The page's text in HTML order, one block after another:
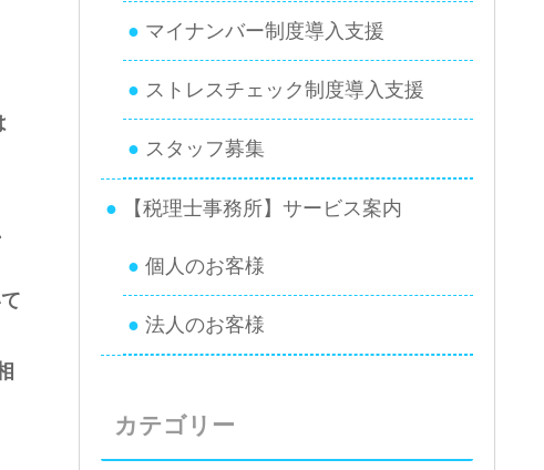
マイナンバー制度導入支援
ストレスチェック制度導入支援
スタッフ募集
【税理士事務所】サービス案内
個人のお客様
法人のお客様
カテゴリー